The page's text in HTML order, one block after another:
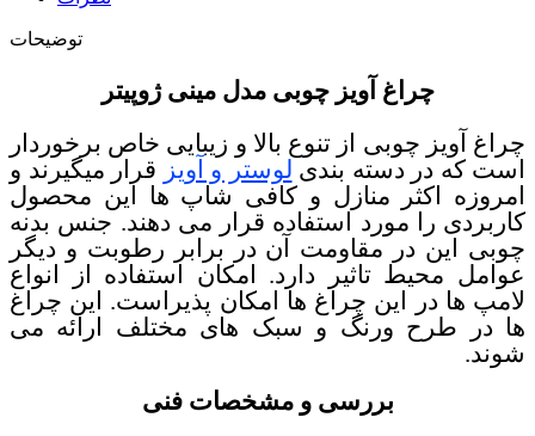
توضیحات
چراغ آویز چوبی مدل مینی ژوپیتر
چراغ آویز چوبی از تنوع بالا و زیبایی خاص برخوردار
است که در دسته بندی لوستر و آویز قرار میگیرند و
امروزه اکثر منازل و کافی شاپ ها این محصول
کاربردی را مورد استفاده قرار می دهند. جنس بدنه
چوبی این در مقاومت آن در برابر رطوبت و دیگر
عوامل محیط تاثیر دارد. امکان استفاده از انواع
لامپ ها در این چراغ ها امکان پذیراست. این چراغ
ها در طرح ورنگ و سبک های مختلف ارائه می
شوند.
بررسی و مشخصات فنی